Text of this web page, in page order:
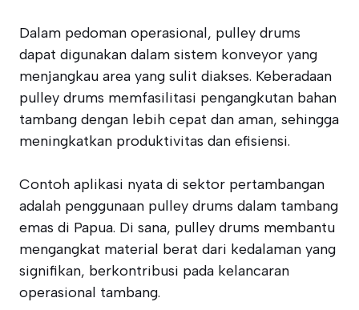
Dalam pedoman operasional, pulley drums
dapat digunakan dalam sistem konveyor yang
menjangkau area yang sulit diakses. Keberadaan
pulley drums memfasilitasi pengangkutan bahan
tambang dengan lebih cepat dan aman, sehingga
meningkatkan produktivitas dan efisiensi.
Contoh aplikasi nyata di sektor pertambangan
adalah penggunaan pulley drums dalam tambang
emas di Papua. Di sana, pulley drums membantu
mengangkat material berat dari kedalaman yang
signifikan, berkontribusi pada kelancaran
operasional tambang.